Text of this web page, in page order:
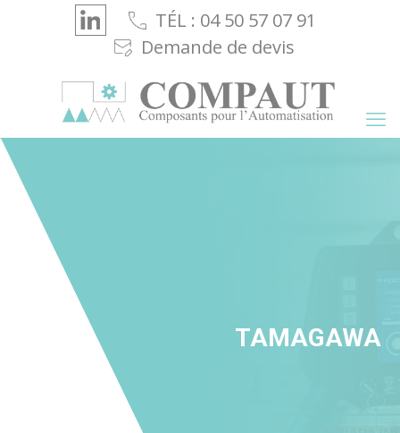
TÉL : 04 50 57 07 91
Demande de devis
TAMAGAWA
Cookies management panel